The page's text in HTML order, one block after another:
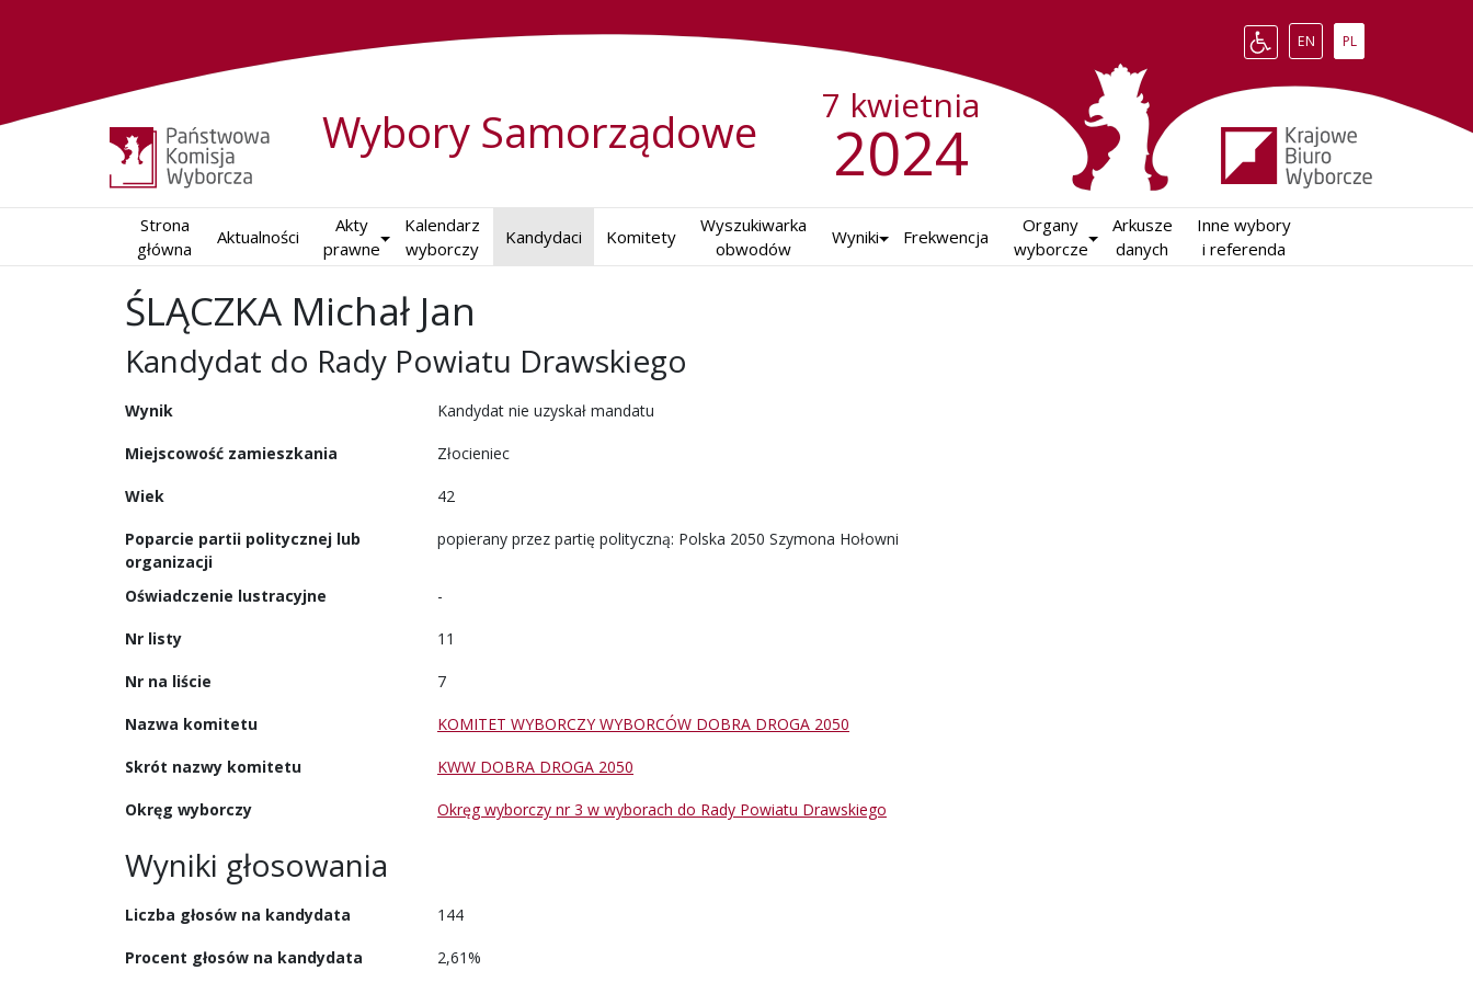
Change language to English
EN Zmień język na
PL
Wybory Samorządowe 2024
7 kwietnia
Strona
główna
Aktualności
Akty
prawne
Kalendarz
wyborczy
Kandydaci Komitety
Wyszukiwarka
obwodów
Wyniki Frekwencja
Organy
wyborcze
Arkusze
danych
Inne wybory
i referenda
ŚLĄCZKA Michał Jan
Kandydat do Rady Powiatu Drawskiego
w wyborach samorządowych w 2024 r.
Wynik Kandydat nie uzyskał mandatu
Miejscowość zamieszkania Złocieniec
Wiek 42
Poparcie partii politycznej lub
organizacji
popierany przez partię polityczną: Polska 2050 Szymona Hołowni
Oświadczenie lustracyjne -
Nr listy 11
Nr na liście 7
Nazwa komitetu KOMITET WYBORCZY WYBORCÓW DOBRA DROGA 2050
Skrót nazwy komitetu KWW DOBRA DROGA 2050
Okręg wyborczy Okręg wyborczy nr 3 w wyborach do Rady Powiatu Drawskiego
Wyniki głosowania
Liczba głosów na kandydata 144
Procent głosów na kandydata 2,61%